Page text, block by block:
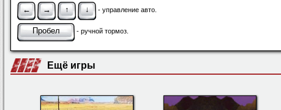
← → ↑ ↓ - управление авто.
Пробел - ручной тормоз.
Ещё игры